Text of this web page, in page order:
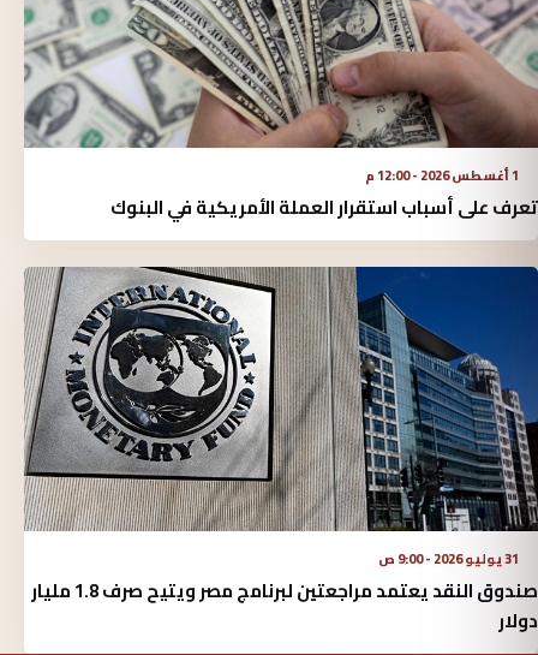
1 أغسطس 2026 - 12:00 م
تعرف على أسباب استقرار العملة الأمريكية في البنوك
31 يوليو 2026 - 9:00 ص
صندوق النقد يعتمد مراجعتين لبرنامج مصر ويتيح صرف 1.8 مليار
دولار